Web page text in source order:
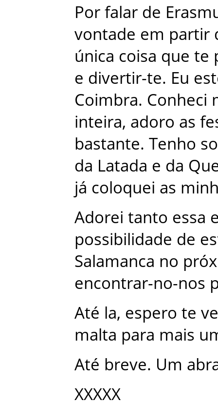
Por falar de
vontade em partir
única coisa que te
e divertir-te. Eu
Coimbra. Conheci
inteira, adoro as
bastante. Tenho
da Latada e da
já coloquei as
Adorei tanto essa
possibilidade de
Salamanca no
encontrar-no-nos
Até la, espero te
malta para mais
Até breve. Um
XXXXX